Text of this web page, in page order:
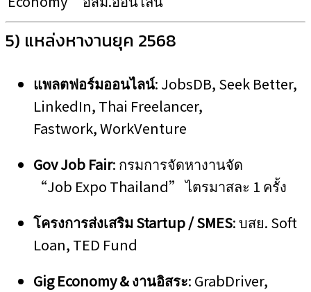
5) แหล่งหางานยุค 2568
แพลตฟอร์มออนไลน์: JobsDB, Seek Better,
LinkedIn, Thai Freelancer,
Fastwork, WorkVenture
Gov Job Fair: กรมการจัดหางานจัด
“Job Expo Thailand” ไตรมาสละ 1 ครั้ง
โครงการส่งเสริม Startup / SMES: บสย. Soft
Loan, TED Fund
Gig Economy & งานอิสระ: GrabDriver,